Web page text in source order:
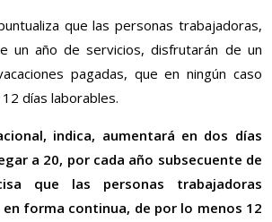
que las personas trabajadoras,
un año de servicios, disfrutarán de un
pagadas, que en ningún caso
días laborables.
indica, aumentará en dos días
a 20, por cada año subsecuente de
que las personas trabajadoras
forma continua, de por lo menos 12